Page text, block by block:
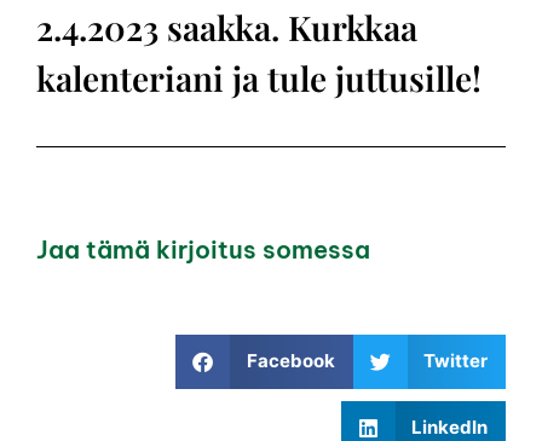
2.4.2023 saakka. Kurkkaa
kalenteriani ja tule juttusille!
Jaa tämä kirjoitus somessa
Facebook Twitter
LinkedIn